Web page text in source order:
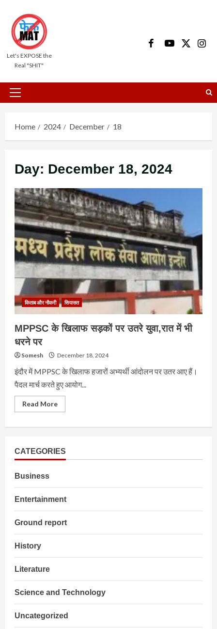
content
Let's EXPOSE the
Real "SHIT"
FacebookYoutube
X
Primary
Home 2024 December 18
Day: December 18, 2024
किताब और नौकरी सियासत
MPPSC के खिलाफ सड़कों पर उतरे युवा,रात में भी
धरने पर
Somesh December 18, 2024
इंदौर में MPPSC के खिलाफ हजारों अभ्यर्थी आंदोलन पर उतर आए हैं।
पैदल मार्च करते हुए आयोग...
Read MoreRead
more
पर
उतरे
CATEGORIES
Business
Entertainment
Ground report
History
Literature
Science and Technology
Uncategorized